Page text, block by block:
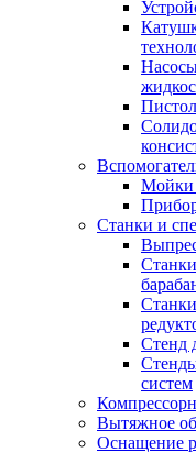
Мойки
Станки и
Стенд
систем
Вытяжное
Оснащение